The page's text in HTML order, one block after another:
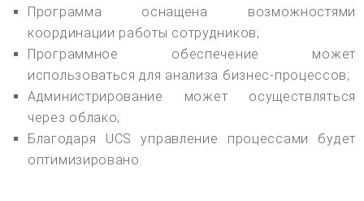
Программа оснащена возможностями
координации работы сотрудников;
Программное обеспечение может
использоваться для анализа бизнес-процессов;
Администрирование может осуществляться
через облако;
Благодаря UCS управление процессами будет
оптимизировано.